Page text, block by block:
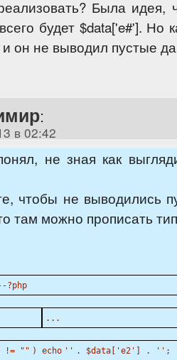
Была идея,
будет $data['e#']. Но
и он не выводил пустые
:
в 02:42
не зная как
чтобы не выводились
там можно прописать
?php
...
!= "" ) echo '' . $data [ 'e2' ] . '' ;